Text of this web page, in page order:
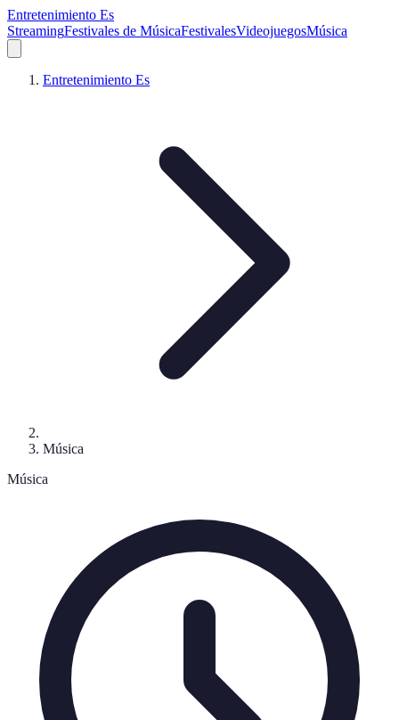
Entretenimiento Es
StreamingFestivales de MúsicaFestivalesVideojuegosMúsica
Entretenimiento Es
Música
Música